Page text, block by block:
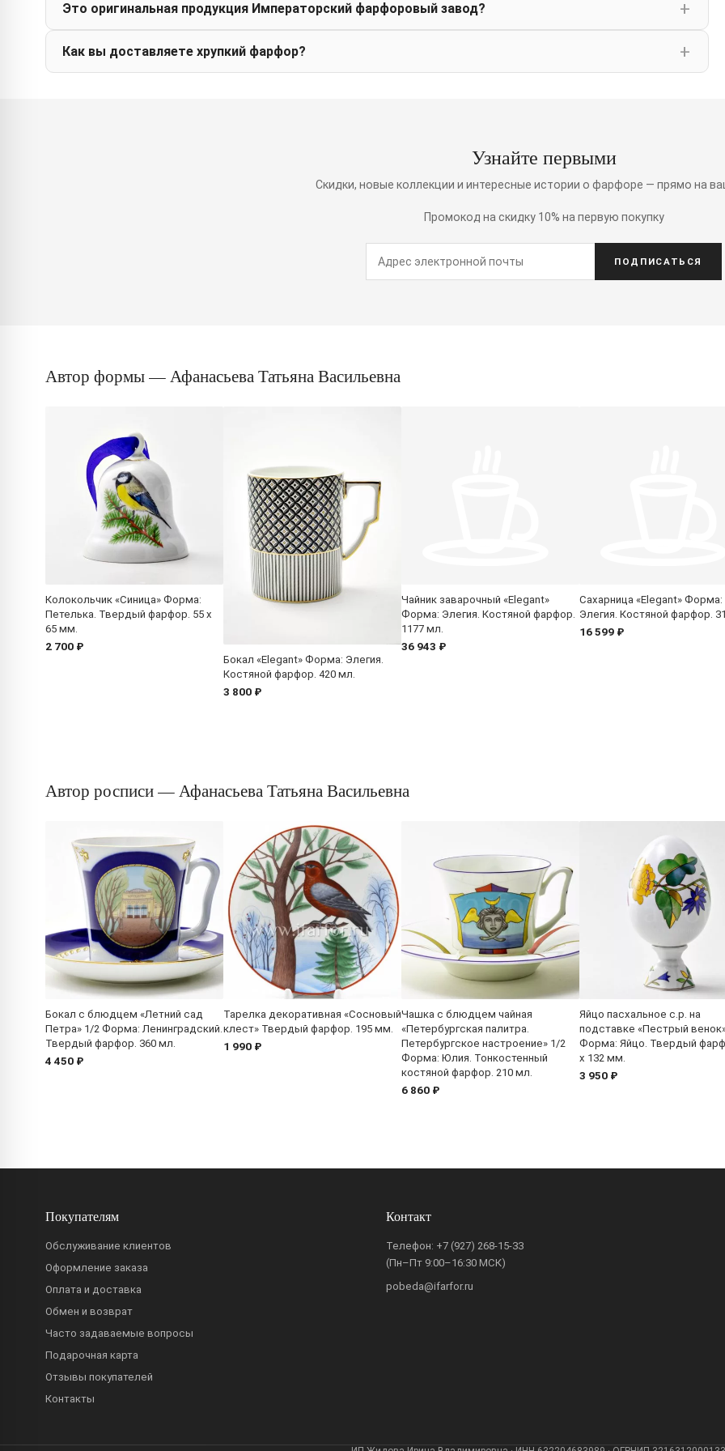
Это оригинальная продукция Императорский фарфоровый завод?
Как вы доставляете хрупкий фарфор?
Узнайте первыми
Скидки, новые коллекции и интересные истории о фарфоре — прямо на
Промокод на скидку 10% на первую покупку
ПОДПИСАТЬСЯ
Автор формы — Афанасьева Татьяна Васильевна
Колокольчик «Синица» Форма:
Петелька. Твердый фарфор. 55 x
65 мм.
2 700 ₽
Бокал «Elegant» Форма: Элегия.
Костяной фарфор. 420 мл.
3 800 ₽
Чайник заварочный «Elegant»
Форма: Элегия. Костяной фарфор.
1177 мл.
36 943 ₽
Сахарница «Elegant» Форма:
Элегия. Костяной фарфор.
16 599 ₽
Автор росписи — Афанасьева Татьяна Васильевна
Бокал с блюдцем «Летний сад
Петра» 1/2 Форма: Ленинградский.
Твердый фарфор. 360 мл.
4 450 ₽
Тарелка декоративная «Сосновый
клест» Твердый фарфор. 195 мм.
1 990 ₽
Чашка с блюдцем чайная
«Петербургская палитра.
Петербургское настроение» 1/2
Форма: Юлия. Тонкостенный
костяной фарфор. 210 мл.
6 860 ₽
Яйцо пасхальное с.р. на
подставке «Пестрый
Форма: Яйцо. Твердый
x 132 мм.
3 950 ₽
Покупателям
Обслуживание клиентов
Оформление заказа
Оплата и доставка
Обмен и возврат
Часто задаваемые вопросы
Подарочная карта
Отзывы покупателей
Контакты
Контакт
Телефон: +7 (927) 268-15-33
(Пн–Пт 9:00–16:30 МСК)
pobeda@ifarfor.ru